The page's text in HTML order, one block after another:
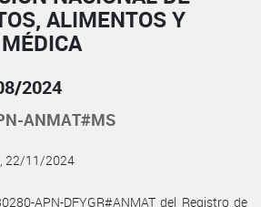
ALIMENTOS Y
2024
ANMAT#MS
22/11/2024
APN-DFYGR#ANMAT del Registro de